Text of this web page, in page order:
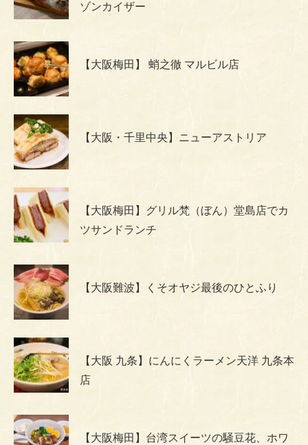
ゾンカイザー
【大阪梅田】 蛸之徹 マルビル店
【大阪・千里中央】ニューアストリア
【大阪梅田】グリル梵（ぼん）堂島店でカ
ツサンドランチ
【大阪難波】くそオヤジ最後のひとふり
【大阪 九条】にんにくラーメン天洋 九条本
店
【大阪梅田】台湾スイーツの騒豆花、ホワ